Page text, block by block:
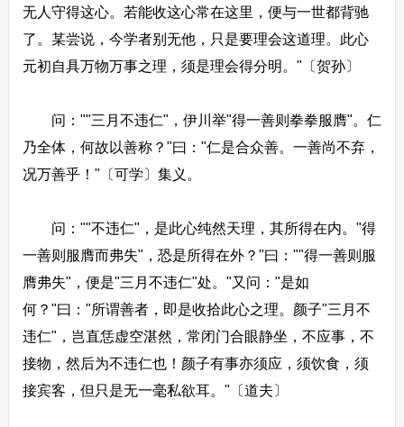
无人守得这心。若能收这心常在这里，便与一世都背驰
了。某尝说，今学者别无他，只是要理会这道理。此心
元初自具万物万事之理，须是理会得分明。"〔贺孙〕
问：""三月不违仁"，伊川举"得一善则拳拳服膺"。仁
乃全体，何故以善称？"曰："仁是合众善。一善尚不弃，
况万善乎！"〔可学〕集义。
问：""不违仁"，是此心纯然天理，其所得在内。"得
一善则服膺而弗失"，恐是所得在外？"曰：""得一善则服
膺弗失"，便是"三月不违仁"处。"又问："是如
何？"曰："所谓善者，即是收拾此心之理。颜子"三月不
违仁"，岂直恁虚空湛然，常闭门合眼静坐，不应事，不
接物，然后为不违仁也！颜子有事亦须应，须饮食，须
接宾客，但只是无一毫私欲耳。"〔道夫〕